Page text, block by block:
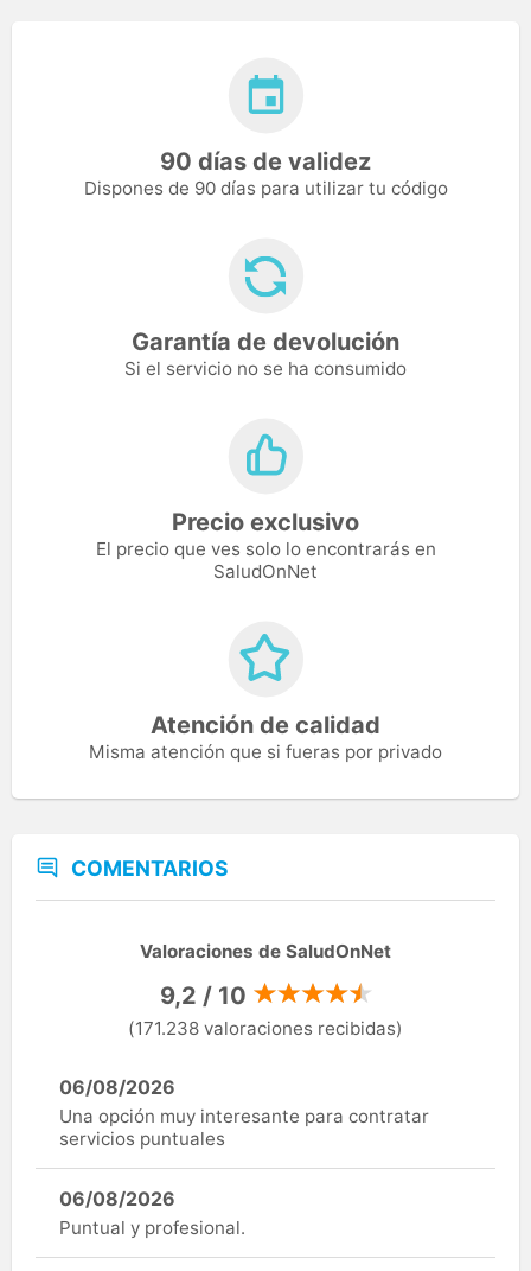
90 días de validez
Dispones de 90 días para utilizar tu código
Garantía de devolución
Si el servicio no se ha consumido
Precio exclusivo
El precio que ves solo lo encontrarás en
SaludOnNet
Atención de calidad
Misma atención que si fueras por privado
COMENTARIOS
Valoraciones de SaludOnNet
9,2 / 10
(171.238 valoraciones recibidas)
06/08/2026
Una opción muy interesante para contratar
servicios puntuales
06/08/2026
Puntual y profesional.